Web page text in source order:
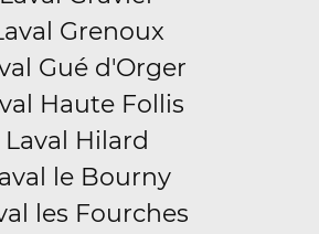
Grenoux
Gué d'Orger
Haute Follis
Laval Hilard
le Bourny
les Fourches